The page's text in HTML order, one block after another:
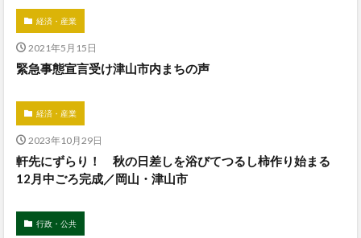
経済・産業
2021年5月15日
緊急事態宣言受け津山市内まちの声
経済・産業
2023年10月29日
軒先にずらり！ 秋の日差しを浴びてつるし柿作り始まる
12月中ごろ完成／岡山・津山市
行政・公共